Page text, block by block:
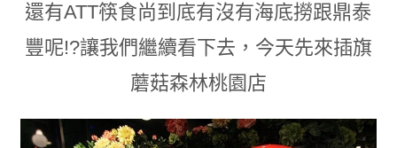
還有ATT筷食尚到底有沒有海底撈跟鼎泰
豐呢!?讓我們繼續看下去 ， 今天先來插旗
蘑菇森林桃園店